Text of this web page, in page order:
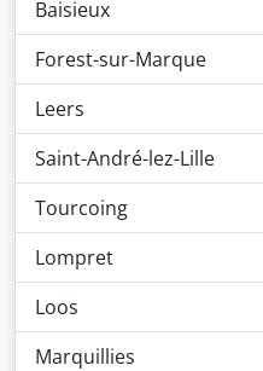
Baisieux
Forest-sur-Marque
Leers
Saint-André-lez-Lille
Tourcoing
Lompret
Loos
Marquillies